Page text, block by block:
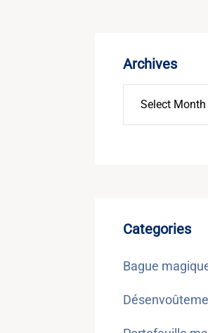
Archives
Categories
Bague